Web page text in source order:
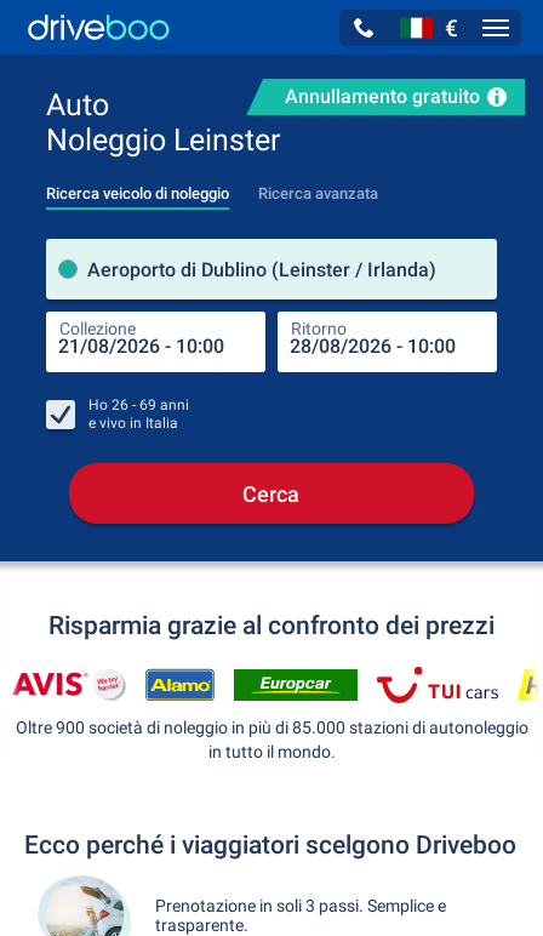
€
Annullamento gratuito
Auto
Noleggio Leinster
Ricerca veicolo di noleggio Ricerca avanzata
Aeroporto di Dublino (Leinster / Irlanda)
Collezione Ritorno
Ho 26 - 69 anni
e vivo in Italia
Cerca
Risparmia grazie al confronto dei prezzi
Oltre 900 società di noleggio in più di 85.000 stazioni di autonoleggio
in tutto il mondo.
Ecco perché i viaggiatori scelgono Driveboo
Prenotazione in soli 3 passi. Semplice e
trasparente.